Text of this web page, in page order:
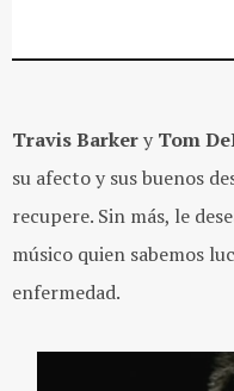
Travis Barkery Tom
su afecto y sus buenos
recupere. Sin más, le
músico quien sabemos
enfermedad.